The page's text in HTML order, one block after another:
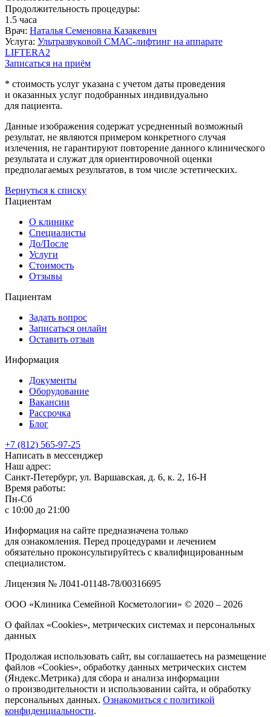
Продолжительность процедуры:
1.5 часа
Врач: Наталья Семеновна Казакевич
Услуга: Ультразвуковой СМАС-лифтинг на аппарате
LIFTERA2
Записаться на приём
* стоимость услуг указана с учетом даты проведения
и оказанных услуг подобранных индивидуально
для пациента.
Данные изображения содержат усредненный возможный
результат, не являются примером конкретного случая
излечения, не гарантируют повторение данного клинического
результата и служат для ориентировочной оценки
предполагаемых результатов, в том числе эстетических.
Вернуться к списку
Пациентам
О клинике
Специалисты
До/После
Услуги
Стоимость
Отзывы
Пациентам
Задать вопрос
Записаться онлайн
Оставить отзыв
Информация
Документы
Оборудование
Вакансии
Рассрочка
Блог
+7 (812) 565-97-25
Написать в мессенджер
Наш адрес:
Санкт-Петербург, ул. Варшавская, д. 6, к. 2, 16-Н
Время работы:
Пн-Сб
с 10:00 до 21:00
Информация на сайте предназначена только
для ознакомления. Перед процедурами и лечением
обязательно проконсультируйтесь с квалифицированным
специалистом.
Лицензия № Л041-01148-78/00316695
ООО «Клиника Семейной Косметологии» © 2020 – 2026
О файлах «Cookies», метрических системах и персональных
данных
Продолжая использовать сайт, вы соглашаетесь на размещение
файлов «Cookies», обработку данных метрических систем
(Яндекс.Метрика) для сбора и анализа информации
о производительности и использовании сайта, и обработку
персональных данных. Ознакомиться с политикой
конфиденциальности.